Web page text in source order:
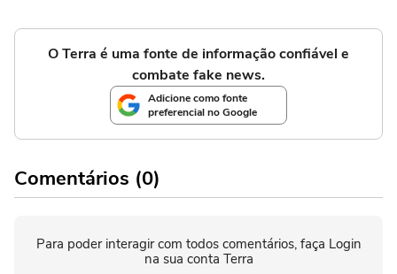
O Terra é uma fonte de informação confiável e
combate fake news.
Adicione como fonte
preferencial no Google
Comentários (0)
Para poder interagir com todos comentários, faça Login
na sua conta Terra